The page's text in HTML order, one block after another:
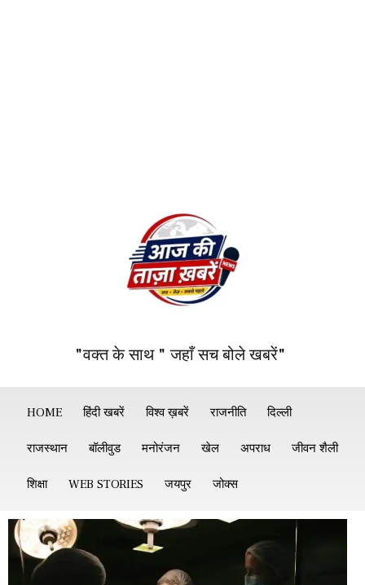
"वक्त के साथ " जहाँ सच बोले खबरें"
HOME हिंदी खबरें विश्व ख़बरें राजनीति दिल्ली
राजस्थान बॉलीवुड मनोरंजन खेल अपराध जीवन शैली
शिक्षा WEB STORIES जयपुर जोक्स